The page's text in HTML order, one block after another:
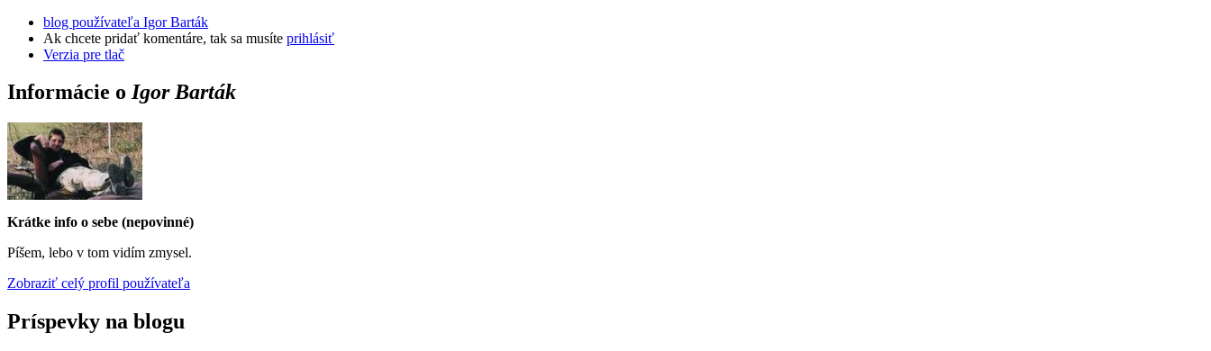
blog používateľa Igor Barták
Ak chcete pridať komentáre, tak sa musíte prihlásiť
Verzia pre tlač
Informácie oIgor Barták
Krátke info o sebe (nepovinné)
Píšem, lebo v tom vidím zmysel.
Zobraziť celý profil používateľa
Príspevky na blogu